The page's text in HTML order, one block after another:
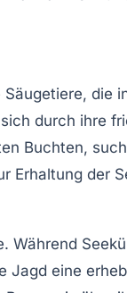
Säugetiere, die
durch ihre
Buchten,
Erhaltung der
eine